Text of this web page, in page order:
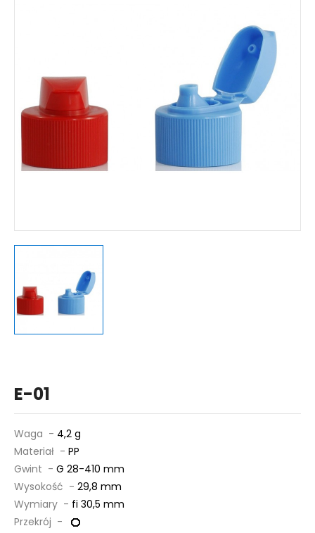
E-01
Waga - 4,2 g
Materiał - PP
Gwint - G 28-410 mm
Wysokość - 29,8 mm
Wymiary - fi 30,5 mm
Przekrój -